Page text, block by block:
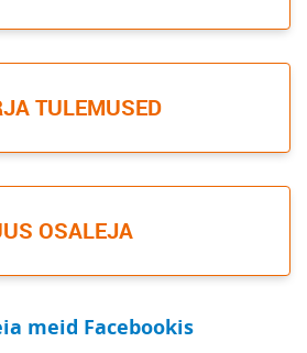
TULEMUSED
OSALEJA
meid Facebookis